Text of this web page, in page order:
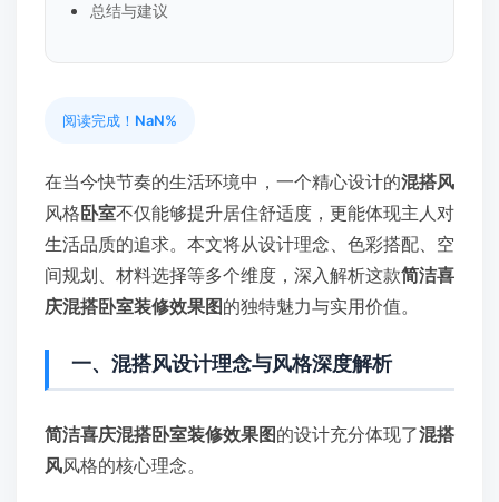
总结与建议
阅读完成！ NaN%
在当今快节奏的生活环境中，一个精心设计的混搭风
风格 卧室不仅能够提升居住舒适度，更能体现主人对
生活品质的追求。本文将从设计理念、色彩搭配、空
间规划、材料选择等多个维度，深入解析这款简洁喜
庆混搭卧室装修效果图的独特魅力与实用价值。
一、混搭风设计理念与风格深度解析
简洁喜庆混搭卧室装修效果图的设计充分体现了混搭
风风格的核心理念。